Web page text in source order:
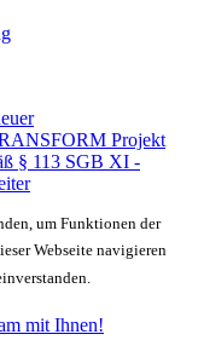
Projekt
§ 113 SGB XI -
um Funktionen der
Webseite navigieren
mit Ihnen!